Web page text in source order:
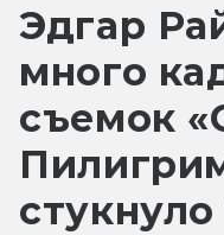
Эдгар
много
съемок
стукнуло